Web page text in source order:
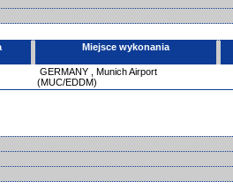
Miejsce wykonania
GERMANY
Munich Airport
(MUC/EDDM)